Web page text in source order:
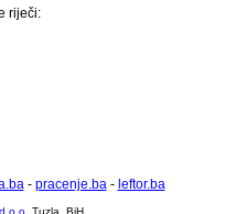
riječi:
- pracenje.ba- leftor.ba
Tuzla, BiH